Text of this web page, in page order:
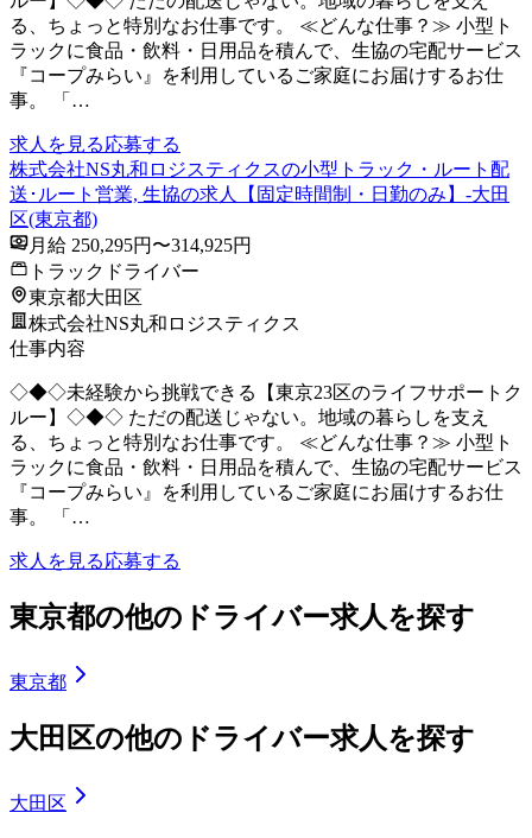
る、ちょっと特別なお仕事です。 ≪どんな仕事？≫ 小型ト
ラックに食品・飲料・日用品を積んで、生協の宅配サービス
『コープみらい』を利用しているご家庭にお届けするお仕
事。 「…
求人を見る応募する
株式会社NS丸和ロジスティクスの小型トラック・ルート配
送･ルート営業, 生協の求人【固定時間制・日勤のみ】-大田
区(東京都)
月給 250,295円〜314,925円
トラックドライバー
東京都大田区
株式会社NS丸和ロジスティクス
仕事内容
◇◆◇未経験から挑戦できる【東京23区のライフサポートク
ルー】◇◆◇ ただの配送じゃない。地域の暮らしを支え
る、ちょっと特別なお仕事です。 ≪どんな仕事？≫ 小型ト
ラックに食品・飲料・日用品を積んで、生協の宅配サービス
『コープみらい』を利用しているご家庭にお届けするお仕
事。 「…
求人を見る応募する
東京都の他のドライバー求人を探す
東京都
大田区の他のドライバー求人を探す
大田区